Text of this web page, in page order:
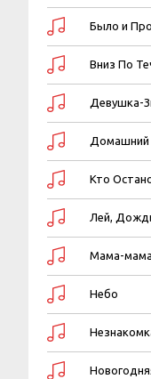
Было и
Вниз По
Девушка-
Домашний
Кто
Лей,
Мама-мама
Небо